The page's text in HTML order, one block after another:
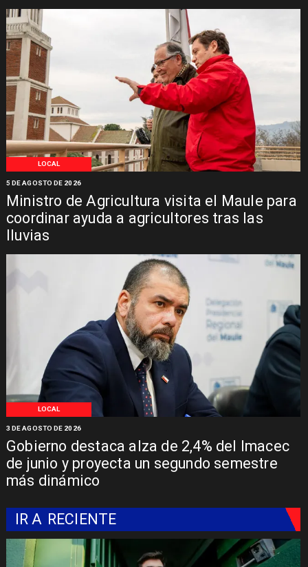
LOCAL
Ministro de Agricultura visita el Maule para
coordinar ayuda a agricultores tras las
lluvias
5 DE AGOSTO DE 2026
LOCAL
Gobierno destaca alza de 2,4% del Imacec
de junio y proyecta un segundo semestre
más dinámico
3 DE AGOSTO DE 2026
IR A RECIENTE